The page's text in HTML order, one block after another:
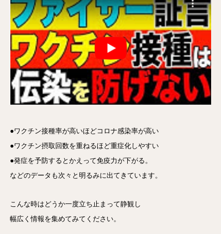
●ワクチン接種率が高いほどコロナ感染率が高い
●ワクチン摂取回数を重ねるほど重症化しやすい
●発症を予防するとかえって免疫力が下がる。
などのデータも次々と明るみに出てきています。
こんな時はどうか一度立ち止まって静観し
幅広く情報を集めてみてください。